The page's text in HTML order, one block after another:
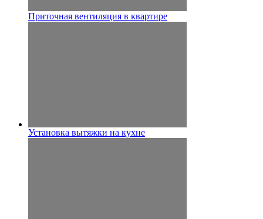
Приточная вентиляция в квартире
Установка вытяжки на кухне